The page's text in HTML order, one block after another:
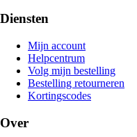
Diensten
Mijn account
Helpcentrum
Volg mijn bestelling
Bestelling retourneren
Kortingscodes
Over